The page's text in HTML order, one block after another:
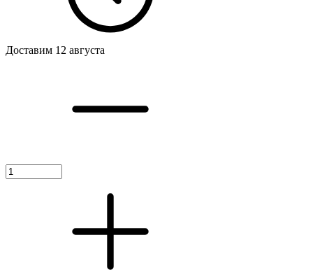
Доставим 12 августа